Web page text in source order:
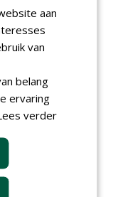
aan
van
belang
ervaring
verder